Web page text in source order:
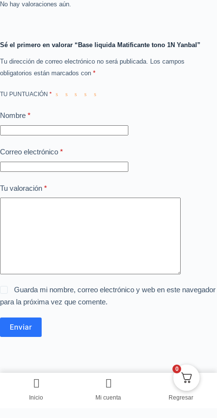
No hay valoraciones aún.
Sé el primero en valorar “Base liquida Matificante tono 1N Yanbal”
Tu dirección de correo electrónico no será publicada.
Los campos
obligatorios están marcados con *
TU PUNTUACIÓN *
Nombre *
Correo electrónico *
Tu valoración *
Guarda mi nombre, correo electrónico y web en este navegador
para la próxima vez que comente.
Enviar
Inicio Mi cuenta Regresar
0